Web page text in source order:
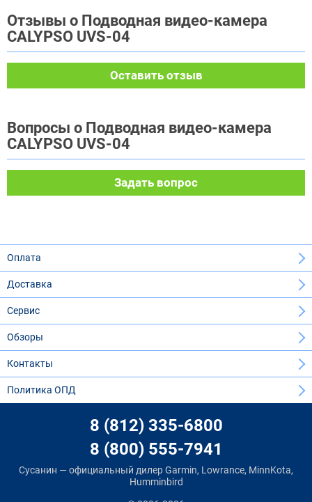
Отзывы о Подводная видео-камера
CALYPSO UVS-04
Оставить отзыв
Вопросы о Подводная видео-камера
CALYPSO UVS-04
Задать вопрос
Оплата
Доставка
Сервис
Обзоры
Контакты
Политика ОПД
8 (812) 335-6800
8 (800) 555-7941
Сусанин — официальный дилер Garmin, Lowrance, MinnKota,
Humminbird